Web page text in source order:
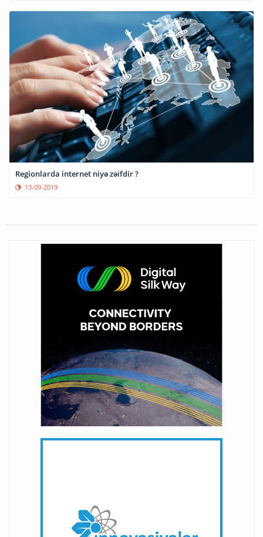
Regionlarda internet niyə zəifdir ?
13-09-2019